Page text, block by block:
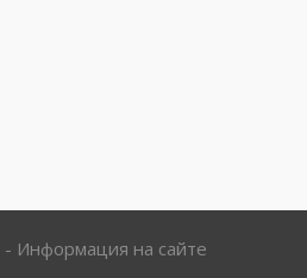
- Информация на сайте